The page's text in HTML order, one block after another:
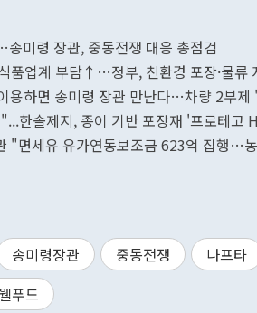
미령 장관, 중동전쟁 대응 총점검
품업계 부담↑…정부, 친환경 포장·물류
용하면 송미령 장관 만난다…차량 2부제
한솔제지, 종이 기반 포장재 '프로테고
"면세유 유가연동보조금 623억 집행…
송미령장관 중동전쟁 나프타
푸드